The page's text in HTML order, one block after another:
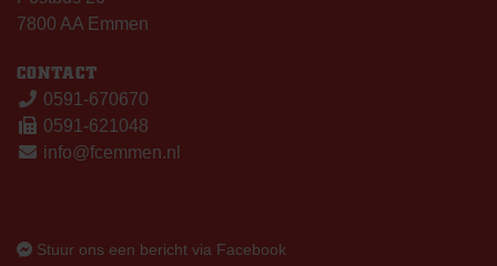
7800 AA Emmen
CONTACT
0591-670670
0591-621048
info@fcemmen.nl
Stuur ons een bericht via Facebook